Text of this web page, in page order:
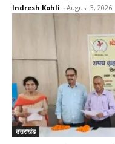
Indresh Kohli - August 3, 2026
उत्तराखंड